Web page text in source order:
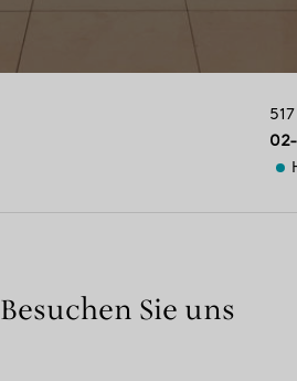
Besuchen Sie uns